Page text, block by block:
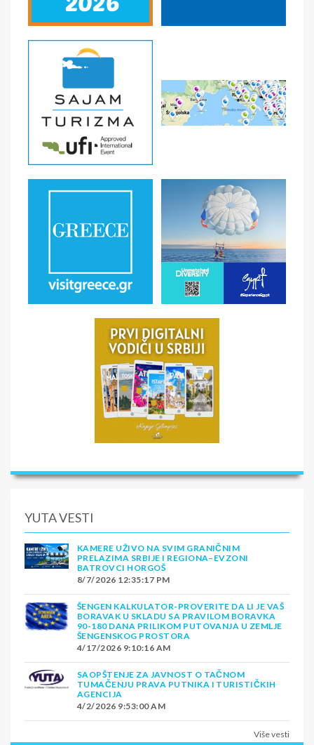
YUTA VESTI
KAMERE UŽIVO NA SVIM GRANIČNIM
PRELAZIMA SRBIJE I REGIONA–EVZONI
BATROVCI HORGOŠ
8/7/2026 12:35:17 PM
ŠENGEN KALKULATOR-PROVERITE DA LI JE VAŠ
BORAVAK U SKLADU SA PRAVILOM BORAVKA
90-180 DANA PRILIKOM PUTOVANJA U ZEMLJE
ŠENGENSKOG PROSTORA
4/17/2026 9:10:16 AM
SAOPŠTENJE ZA JAVNOST O TAČNOM
TUMAČENJU PRAVA PUTNIKA I TURISTIČKIH
AGENCIJA
4/2/2026 9:53:00 AM
Više vesti